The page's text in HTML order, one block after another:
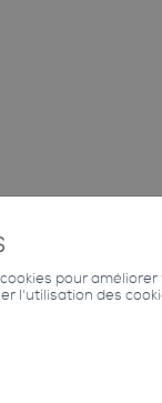
pour
l'utilisation des